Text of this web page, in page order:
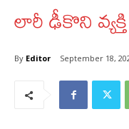
లారీ ఢీకొని
By Editor September 18,